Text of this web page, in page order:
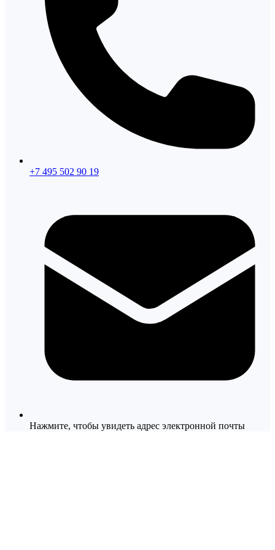
+7 495 502 90 19
Нажмите, чтобы увидеть адрес электронной почты